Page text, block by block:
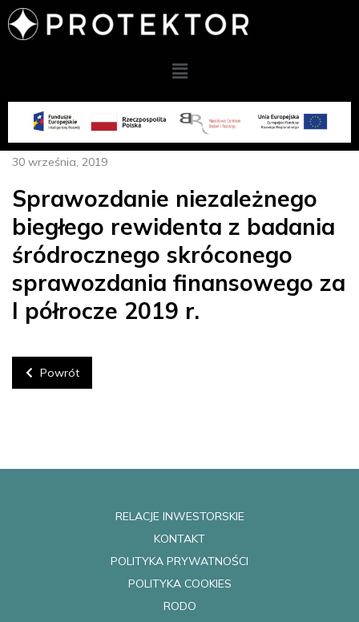
Powrót
30 września, 2019
Sprawozdanie niezależnego
biegłego rewidenta z badania
śródrocznego skróconego
sprawozdania finansowego za
I półrocze 2019 r.
RELACJE INWESTORSKIE
KONTAKT
POLITYKA PRYWATNOŚCI
POLITYKA COOKIES
RODO